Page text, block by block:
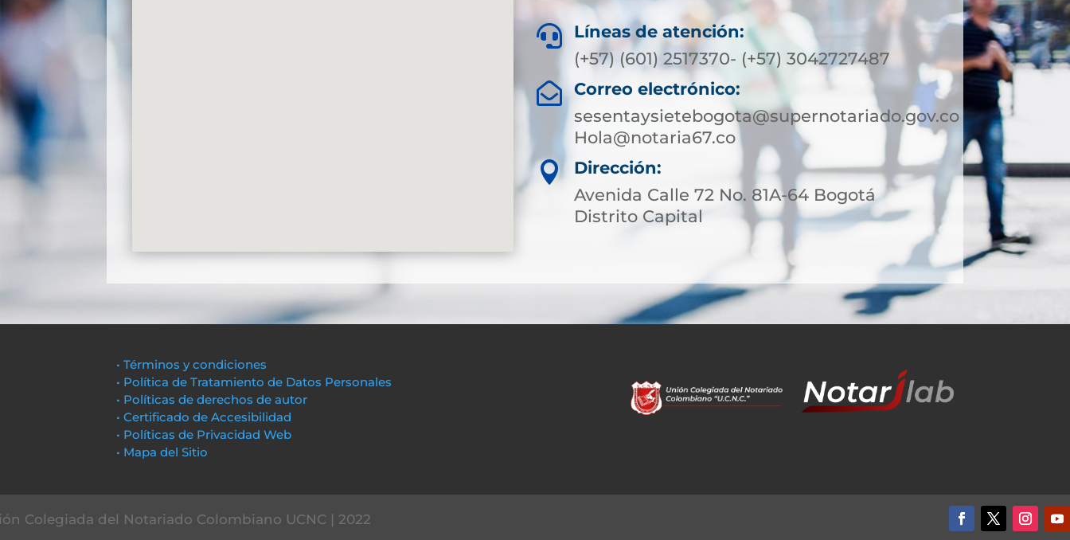

Líneas de atención:
(+57) (601) 2517370- (+57) 3042727487

Correo electrónico:
sesentaysietebogota@supernotariado.gov.co
Hola@notaria67.co

Dirección:
Avenida Calle 72 No. 81A-64 Bogotá
Distrito Capital
• Términos y condiciones
• Política de Tratamiento de Datos Personales
• Políticas de derechos de autor
• Certificado de Accesibilidad
• Políticas de Privacidad Web
• Mapa del Sitio
Colegiada del Notariado Colombiano UCNC | 2022